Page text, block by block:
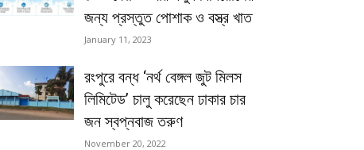
জন্য প্রস্তুত পোশাক ও বস্ত্র খাত
January 11, 2023
রংপুরে বন্ধ ‘নর্থ বেঙ্গল জুট মিলস
লিমিটেড’ চালু করেছেন ঢাকার চার
জন স্বপ্নবাজ তরুণ
November 20, 2022